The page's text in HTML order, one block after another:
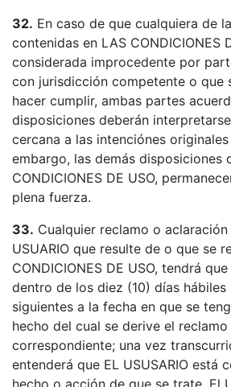
32. En caso de que cualquiera de
contenidas en LAS CONDICIONES
considerada improcedente por
con jurisdicción competente o que
hacer cumplir, ambas partes
disposiciones deberán
cercana a las intenciónes
embargo, las demás disposiciones
CONDICIONES DE USO,
plena fuerza.
33. Cualquier reclamo o
USUARIO que resulte de o que se
CONDICIONES DE USO, tendrá
dentro de los diez (10) días hábiles
siguientes a la fecha en que se
hecho del cual se derive el
correspondiente; una vez
entenderá que EL USUSARIO está
hecho o acción de que se trate. El